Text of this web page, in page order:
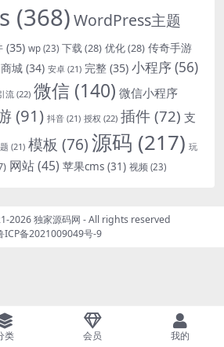
(368)WordPress主题
(35) wp (23) 下载(28) 优化(28) 传奇手游
商城 (34) 安卓 (21) 完整 (35) 小程序(56)
流 (22) 微信 (140) 微信小程序
(91) 抖音 (21) 授权 (22) 插件 (72) 支
(21) 模板 (76)源码 (217) 玩
网站(45) 苹果cms (31) 视频 (23)
2026独家源码网 - All rights reserved
ICP备2021009049号-9
类 会员 我的